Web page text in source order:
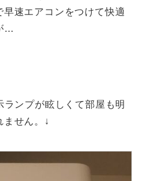
速エアコンをつけて快適
…
ンプが眩しくて部屋も明
ません。↓